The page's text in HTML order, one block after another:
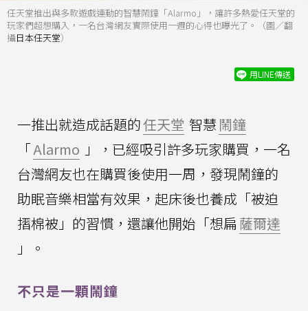
任天堂推出與多款遊戲連動的智慧鬧鐘「Alarmo」，讓許多熱愛任天堂的
玩家們超想購入，一名台灣網友實際使用一週的心得也曝光了。（圖／翻
攝日本任天堂）
用LINE傳送
一推出就造成話題的任天堂 智慧 鬧鐘
「Alarmo 」，已經吸引許多玩家購買，一名
台灣網友也在購買後使用一周，發現鬧鐘的
助眠音樂相當有效果，起床後也養成「被迫
摺棉被」的習慣，還讓他開始「想扁 薩爾達
」。
不只是一顆鬧鐘